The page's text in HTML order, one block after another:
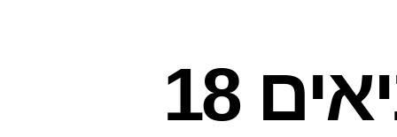
סופר פארם חיפה, נביאים 18